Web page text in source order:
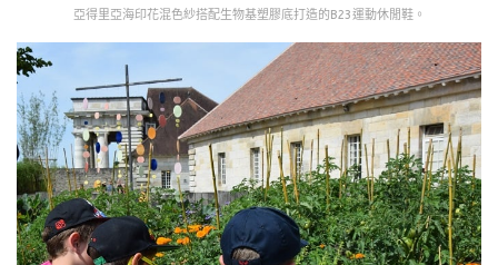
亞得里亞海印花混色紗搭配生物基塑膠底打造的B23運動休閒鞋。